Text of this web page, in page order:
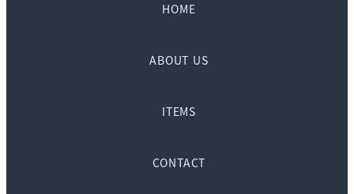
HOME
ABOUT US
ITEMS
CONTACT